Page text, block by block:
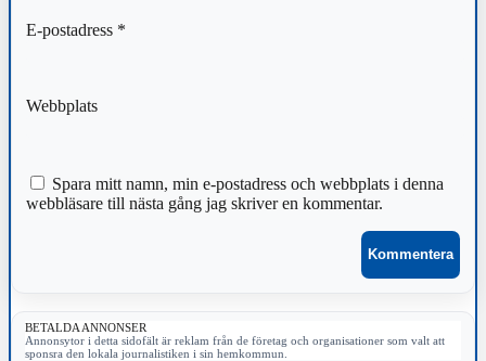
E-postadress *
Webbplats
Spara mitt namn, min e-postadress och webbplats i denna
webbläsare till nästa gång jag skriver en kommentar.
BETALDA ANNONSER
Annonsytor i detta sidofält är reklam från de företag och organisationer som valt att
sponsra den lokala journalistiken i sin hemkommun.